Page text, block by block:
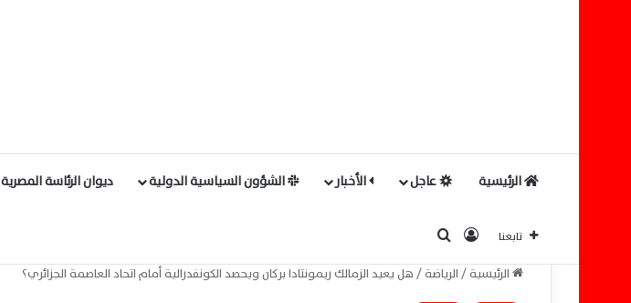
الرئيسية عاجل الأخبار الشؤون السياسية الدولية ديوان الرئاسة المصرية
تابعنا تسجيل الدخول
الرئيسية/الرياضة/هل يعيد الزمالك ريمونتادا بركان ويحصد الكونفدرالية أمام اتحاد العاصمة الجزائري؟